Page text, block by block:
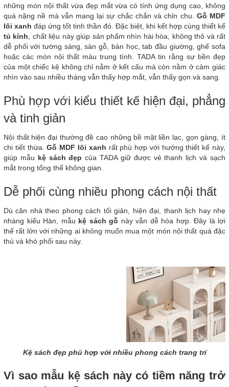
những món nội thất vừa đẹp mắt vừa có tính ứng dụng cao, không
quá nặng nề mà vẫn mang lại sự chắc chắn và chỉn chu. Gỗ MDF
lõi xanh đáp ứng tốt tinh thần đó. Đặc biệt, khi kết hợp cùng thiết kế
tủ kính , chất liệu này giúp sản phẩm nhìn hài hòa, không thô và rất
dễ phối với tường sáng, sàn gỗ, bàn học, tab đầu giường, ghế sofa
hoặc các món nội thất màu trung tính. TADA tin rằng sự bền đẹp
của một chiếc kệ không chỉ nằm ở kết cấu mà còn nằm ở cảm giác
nhìn vào sau nhiều tháng vẫn thấy hợp mắt, vẫn thấy gọn và sang.
Phù hợp với kiểu thiết kế hiện đại, phẳng
và tinh giản
Nội thất hiện đại thường đề cao những bề mặt liền lạc, gọn gàng, ít
chi tiết thừa.Gỗ MDF lõi xanh rất phù hợp với hướng thiết kế này,
giúp mẫu kệ sách đẹp của TADA giữ được vẻ thanh lịch và sạch
mắt trong tổng thể không gian.
Dễ phối cùng nhiều phong cách nội thất
Dù căn nhà theo phong cách tối giản, hiện đại, thanh lịch hay nhẹ
nhàng kiểu Hàn, mẫu kệ sách gỗ này vẫn dễ hòa hợp. Đây là lợi
thế rất lớn với những ai không muốn mua một món nội thất quá đặc
thù và khó phối sau này.
Kệ sách đẹp phù hợp với nhiều phong cách trang trí
Vì sao mẫu kệ sách này có tiềm năng trở